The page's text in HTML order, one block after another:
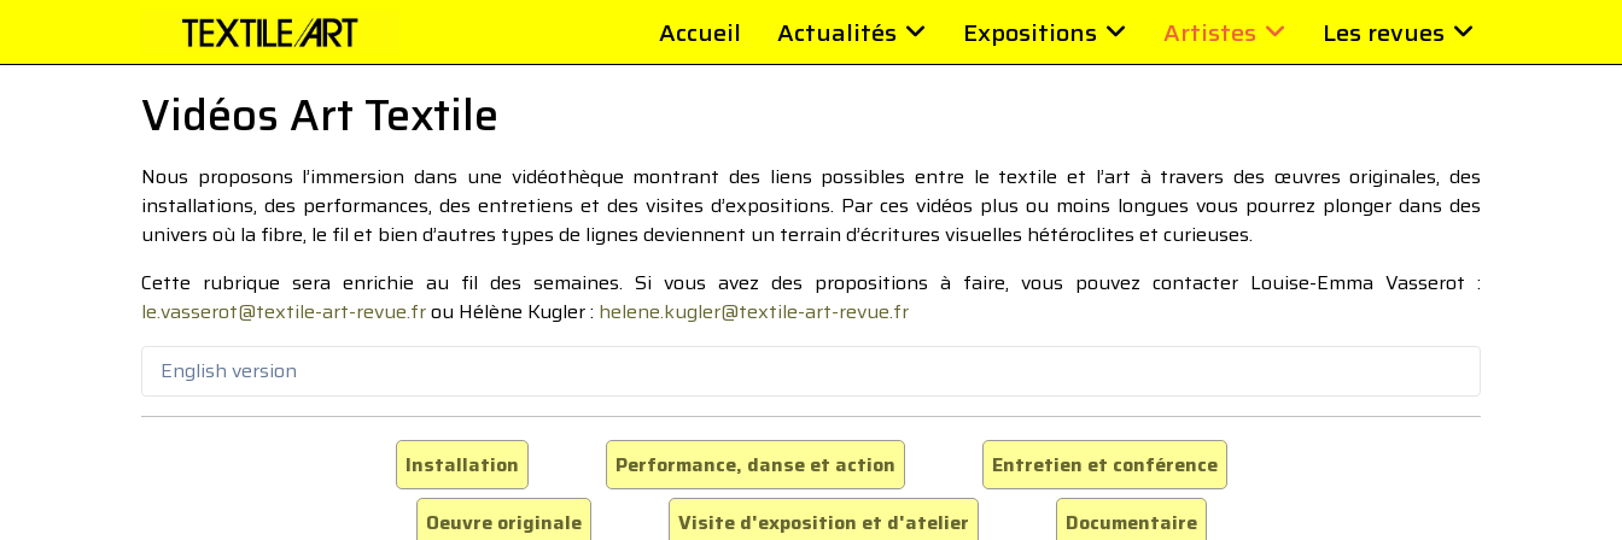
Accueil Actualités Expositions Artistes Les revues
Vidéos Art Textile
Nous proposons l’immersion dans une vidéothèque montrant des liens possibles entre le textile et l’art à travers des œuvres originales, des
installations, des performances, des entretiens et des visites d’expositions. Par ces vidéos plus ou moins longues vous pourrez plonger dans des
univers où la fibre, le fil et bien d’autres types de lignes deviennent un terrain d’écritures visuelles hétéroclites et curieuses.
Cette rubrique sera enrichie au fil des semaines. Si vous avez des propositions à faire, vous pouvez contacter Louise-Emma Vasserot :
le.vasserot@textile-art-revue.frou Hélène Kugler : helene.kugler@textile-art-revue.fr
English version
Installation Performance, danse et action
Entretien et conférence
Oeuvre originale
Visite d'exposition et d'atelier Documentaire